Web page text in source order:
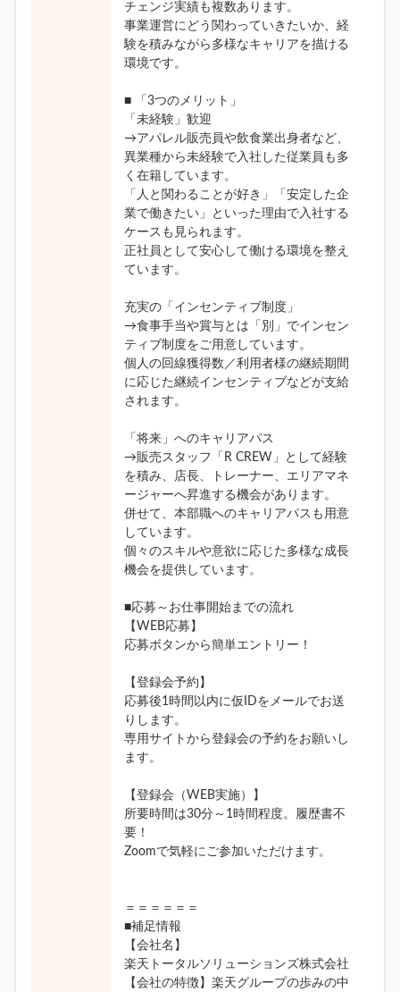
チェンジ実績も複数あります。
事業運営にどう関わっていきたいか、経
験を積みながら多様なキャリアを描ける
環境です。
■ 「3つのメリット」
「未経験」歓迎
→アパレル販売員や飲食業出身者など、
異業種から未経験で入社した従業員も多
く在籍しています。
「人と関わることが好き」「安定した企
業で働きたい」といった理由で入社する
ケースも見られます。
正社員として安心して働ける環境を整え
ています。
充実の「インセンティブ制度」
→食事手当や賞与とは「別」でインセン
ティブ制度をご用意しています。
個人の回線獲得数／利用者様の継続期間
に応じた継続インセンティブなどが支給
されます。
「将来」へのキャリアパス
→販売スタッフ「R CREW」として経験
を積み、店長、トレーナー、エリアマネ
ージャーへ昇進する機会があります。
併せて、本部職へのキャリアパスも用意
しています。
個々のスキルや意欲に応じた多様な成長
機会を提供しています。
■応募～お仕事開始までの流れ
【WEB応募】
応募ボタンから簡単エントリー！
【登録会予約】
応募後1時間以内に仮IDをメールでお送
りします。
専用サイトから登録会の予約をお願いし
ます。
【登録会（WEB実施）】
所要時間は30分～1時間程度。履歴書不
要！
Zoomで気軽にご参加いただけます。
＝＝＝＝＝＝
■補足情報
【会社名】
楽天トータルソリューションズ株式会社
【会社の特徴】楽天グループの歩みの中